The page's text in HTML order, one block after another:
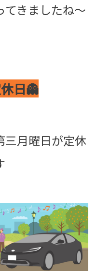
てきましたね～
日👻
三月曜日が定休